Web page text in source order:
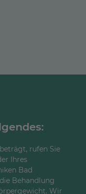
rufen Sie
Ihres
Bad
Behandlung
Wir